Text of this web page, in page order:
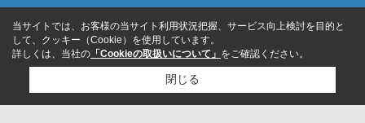
当サイトでは、お客様の当サイト利用状況把握、サービス向上検討を目的と
して、クッキー（Cookie）を使用しています。
詳しくは、当社の 「Cookieの取扱いについて」 をご確認ください。
閉じる